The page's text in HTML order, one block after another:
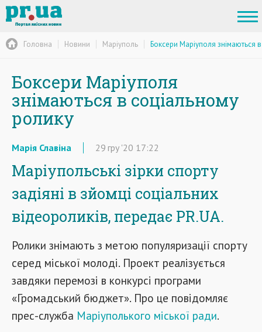
Головна Новини Маріуполь Боксери Маріуполя знімаються
Боксери Маріуполя
знімаються в соціальному
ролику
Марія Славіна 29 гру '20 17:22
Маріупольські зірки спорту
задіяні в зйомці соціальних
відеороликів, передає PR.UA.
Ролики знімають з метою популяризації спорту
серед міської молоді. Проект реалізується
завдяки перемозі в конкурсі програми
«Громадський бюджет». Про це повідомляє
прес-служба Маріуполького міської ради.